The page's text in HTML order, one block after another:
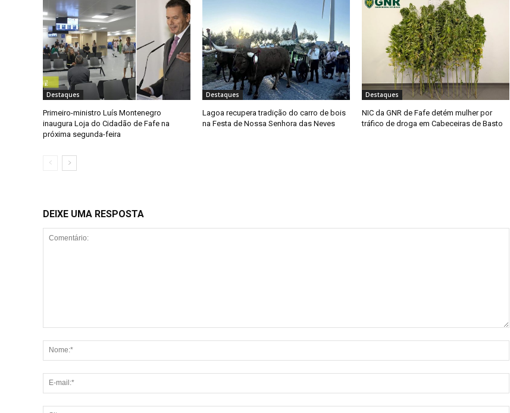
Destaques
Primeiro-ministro Luís Montenegro
inaugura Loja do Cidadão de Fafe na
próxima segunda-feira
Destaques
Lagoa recupera tradição do carro de bois
na Festa de Nossa Senhora das Neves
Destaques
NIC da GNR de Fafe detém mulher por
tráfico de droga em Cabeceiras de Basto
DEIXE UMA RESPOSTA